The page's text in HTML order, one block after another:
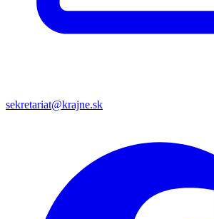
sekretariat@krajne.sk